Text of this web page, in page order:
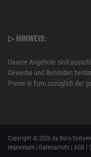
▷ HINWEIS:
Unsere Angebote sind
Gewerbe und Behörden
Preise in Euro zuzüglich der
Copyright © 2026 by Büro-
Impressum
Datenschutz AGB